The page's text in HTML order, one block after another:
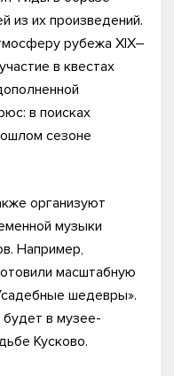
из их произведений.
рубежа XIX–
в квестах
в поисках
сезоне
организуют
музыки
Например,
масштабную
шедевры».
в музее-
Кусково.